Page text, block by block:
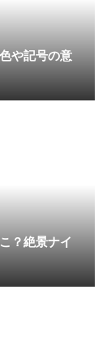
や記号の意
？絶景ナイ